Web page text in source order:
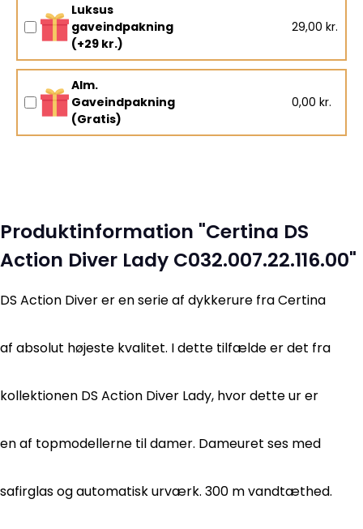
Luksus
gaveindpakning
(+29 kr.)
29,00 kr.
Alm.
Gaveindpakning
(Gratis)
0,00 kr.
Produktinformation "Certina DS
Action Diver Lady C032.007.22.116.00"
DS Action Diver er en serie af dykkerure fra Certina
af absolut højeste kvalitet. I dette tilfælde er det fra
kollektionen DS Action Diver Lady, hvor dette ur er
en af topmodellerne til damer. Dameuret ses med
safirglas og automatisk urværk. 300 m vandtæthed.